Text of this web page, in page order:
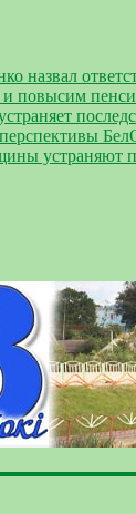
назвал
и повысим
перспективы
устраняют